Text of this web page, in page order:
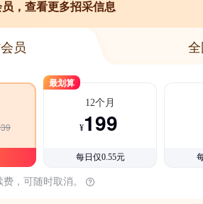
，查看更多招采信息
员
最划算
12个月
¥199
每日仅0.55元
，可随时取消。